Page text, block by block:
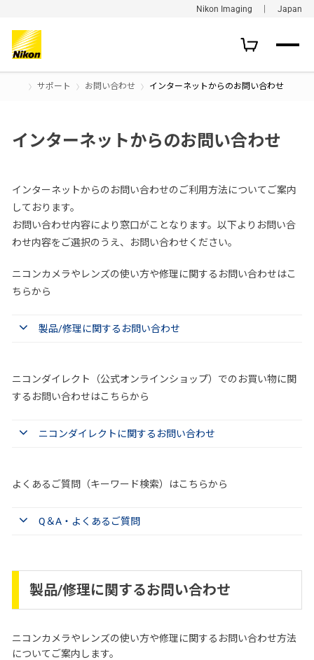
Nikon Imaging ｜ Japan
サポート お問い合わせ インターネットからのお問い合わせ
インターネットからのお問い合わせ
インターネットからのお問い合わせのご利用方法についてご案内
しております。
お問い合わせ内容により窓口がことなります。以下よりお問い合
わせ内容をご選択のうえ、お問い合わせください。
ニコンカメラやレンズの使い方や修理に関するお問い合わせはこ
ちらから
製品/修理に関するお問い合わせ
ニコンダイレクト（公式オンラインショップ）でのお買い物に関
するお問い合わせはこちらから
ニコンダイレクトに関するお問い合わせ
よくあるご質問（キーワード検索）はこちらから
Q＆A・よくあるご質問
製品/修理に関するお問い合わせ
ニコンカメラやレンズの使い方や修理に関するお問い合わせ方法
についてご案内します。